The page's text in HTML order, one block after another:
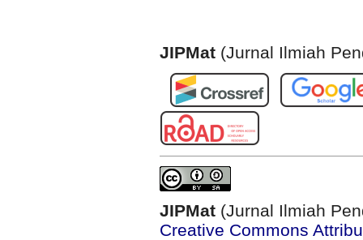
JIPMat (Jurnal Ilmiah
JIPMat (Jurnal Ilmiah
Creative Commons